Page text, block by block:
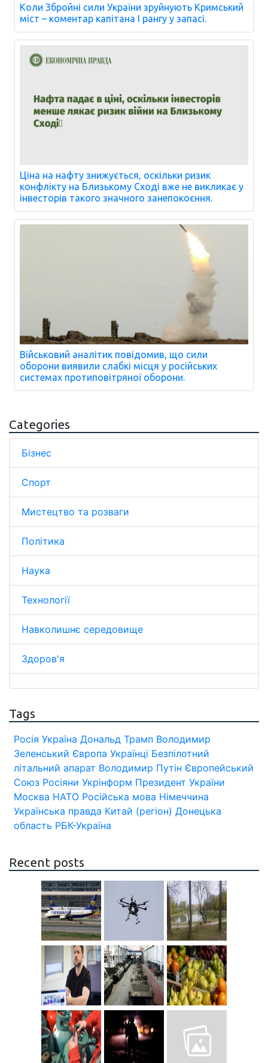
Коли Збройні сили України зруйнують Кримський
міст – коментар капітана I рангу у запасі.
Ціна на нафту знижується, оскільки ризик
конфлікту на Близькому Сході вже не викликає у
інвесторів такого значного занепокоєння.
Військовий аналітик повідомив, що сили
оборони виявили слабкі місця у російських
системах протиповітряної оборони.
Categories
Бізнес
Спорт
Мистецтво та розваги
Політика
Наука
Технології
Навколишнє середовище
Здоров'я
Tags
Росія Україна Дональд Трамп Володимир
Зеленський Європа Українці Безпілотний
літальний апарат Володимир Путін Європейський
Союз Росіяни Укрінформ Президент України
Москва НАТО Російська мова Німеччина
Українська правда Китай (регіон) Донецька
область РБК-Україна
Recent posts